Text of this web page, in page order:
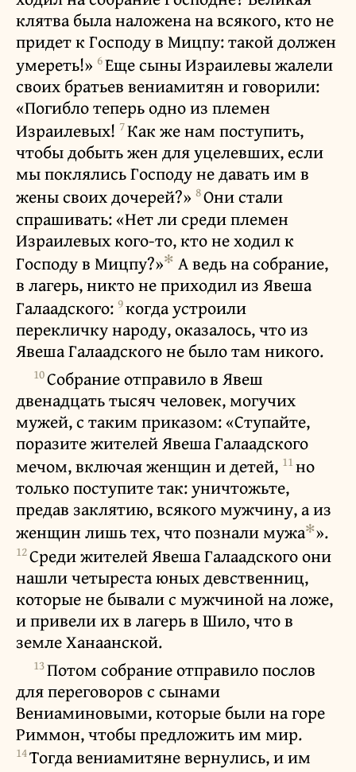
клятва была наложена на всякого, кто не
придет к Господу в Мицпу: такой должен
умереть!» 6Еще сыны Израилевы жалели
своих братьев вениамитян и говорили:
«Погибло теперь одно из племен
Израилевых! 7Как же нам поступить,
чтобы добыть жен для уцелевших, если
мы поклялись Господу не давать им в
жены своих дочерей?» 8Они стали
спрашивать: «Нет ли среди племен
Израилевых кого-то, кто не ходил к
Господу в Мицпу?»✻ А ведь на собрание,
в лагерь, никто не приходил из Явеша
Галаадского: 9когда устроили
перекличку народу, оказалось, что из
Явеша Галаадского не было там никого.
10Собрание отправило в Явеш
двенадцать тысяч человек, могучих
мужей, с таким приказом: «Ступайте,
поразите жителей Явеша Галаадского
мечом, включая женщин и детей, 11но
только поступите так: уничтожьте,
предав заклятию, всякого мужчину, а из
женщин лишь тех, что познали мужа✻».
12Среди жителей Явеша Галаадского они
нашли четыреста юных девственниц,
которые не бывали с мужчиной на ложе,
и привели их в лагерь в Шило, что в
земле Ханаанской.
13Потом собрание отправило послов
для переговоров с сынами
Вениаминовыми, которые были на горе
Риммон, чтобы предложить им мир.
14Тогда вениамитяне вернулись, и им